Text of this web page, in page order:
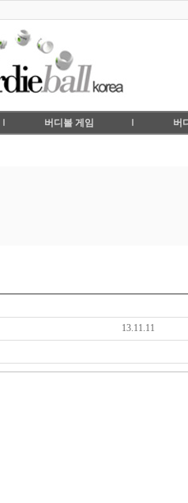
버디볼 게임 버
13.11.11